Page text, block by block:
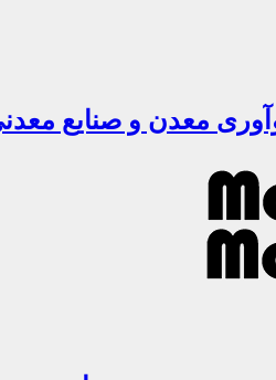
معدن و صنایع